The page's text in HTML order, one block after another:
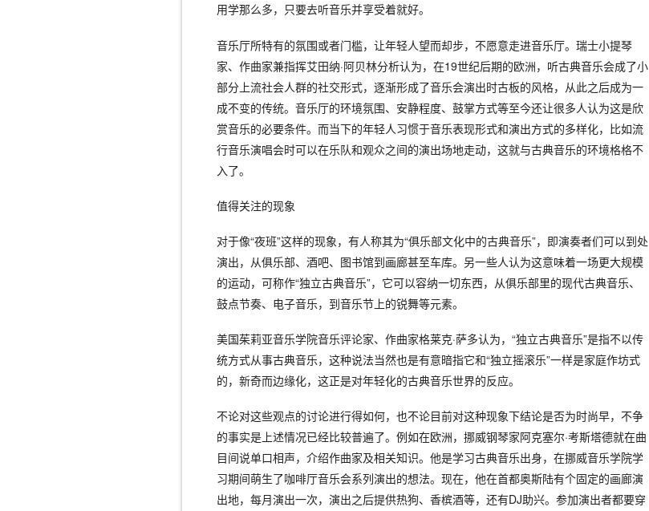
用学那么多，只要去听音乐并享受着就好。
音乐厅所特有的氛围或者门槛，让年轻人望而却步，不愿意走进音乐厅。瑞士小提琴
家、作曲家兼指挥艾田纳·阿贝林分析认为，在19世纪后期的欧洲，听古典音乐会成了小
部分上流社会人群的社交形式，逐渐形成了音乐会演出时古板的风格，从此之后成为一
成不变的传统。音乐厅的环境氛围、安静程度、鼓掌方式等至今还让很多人认为这是欣
赏音乐的必要条件。而当下的年轻人习惯于音乐表现形式和演出方式的多样化，比如流
行音乐演唱会时可以在乐队和观众之间的演出场地走动，这就与古典音乐的环境格格不
入了。
值得关注的现象
对于像“夜班”这样的现象，有人称其为“俱乐部文化中的古典音乐”，即演奏者们可以到处
演出，从俱乐部、酒吧、图书馆到画廊甚至车库。另一些人认为这意味着一场更大规模
的运动，可称作“独立古典音乐”，它可以容纳一切东西，从俱乐部里的现代古典音乐、
鼓点节奏、电子音乐，到音乐节上的锐舞等元素。
美国茱莉亚音乐学院音乐评论家、作曲家格莱克·萨多认为，“独立古典音乐”是指不以传
统方式从事古典音乐，这种说法当然也是有意暗指它和“独立摇滚乐”一样是家庭作坊式
的，新奇而边缘化，这正是对年轻化的古典音乐世界的反应。
不论对这些观点的讨论进行得如何，也不论目前对这种现象下结论是否为时尚早，不争
的事实是上述情况已经比较普遍了。例如在欧洲，挪威钢琴家阿克塞尔·考斯塔德就在曲
目间说单口相声，介绍作曲家及相关知识。他是学习古典音乐出身，在挪威音乐学院学
习期间萌生了咖啡厅音乐会系列演出的想法。现在，他在首都奥斯陆有个固定的画廊演
出地，每月演出一次，演出之后提供热狗、香槟酒等，还有DJ助兴。参加演出者都要穿